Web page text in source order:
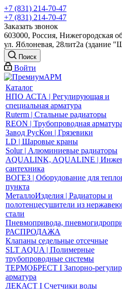
+7 (831) 214-70-47
+7 (831) 214-70-47
Заказать звонок
603000, Россия, Нижегородская
ул. Яблоневая, 28лит2а (здание
Поиск
Войти
Каталог
НПО АСТА | Регулирующая и
специальная арматура
Ruterm | Стальные радиаторы
REON | Трубопроводная арматура
Завод РусКон | Грязевики
LD | Шаровые краны
Solur | Алюминиевые радиаторы
AQUALINK, AQUALINE |
сантехника
ВОГЕЗ | Оборудование для
пункта
МеталлоИзделия | Радиаторы и
полотенцесушители из
стали
Пневмопривода,
РАСПРОДАЖА
Клапаны седельные отсечные
SLT AQUA | Полимерные
трубопроводные системы
ТЕРМОБРЕСТ І Запорно-
арматура
ДЕКАСТ І Счетчики воды